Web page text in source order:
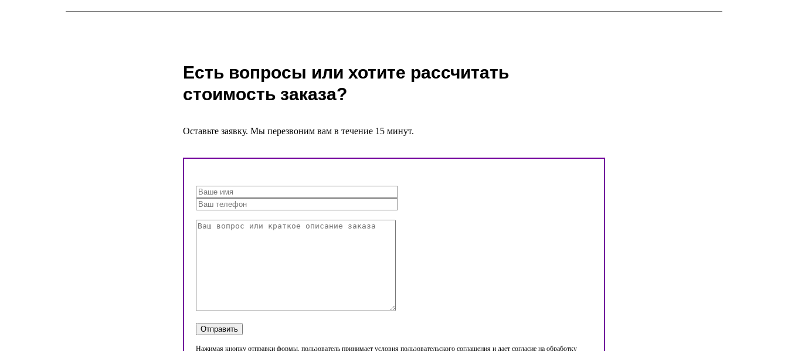
Есть вопросы или хотите рассчитать
стоимость заказа?
Оставьте заявку. Мы перезвоним вам в течение 15 минут.
Нажимая кнопку отправки формы, пользователь принимает условия пользовательского соглашения и дает согласие на обработку